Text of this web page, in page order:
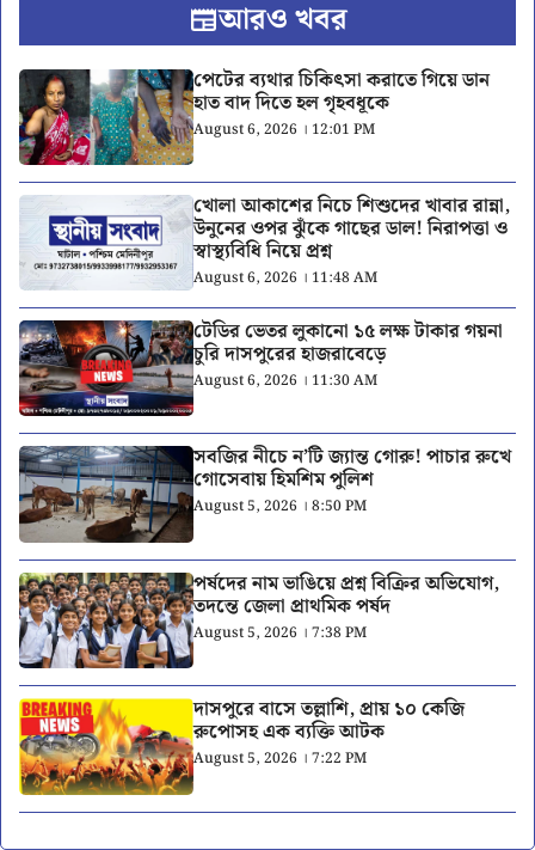
আরও খবর
পেটের ব্যথার চিকিৎসা করাতে গিয়ে ডান
হাত বাদ দিতে হল গৃহবধূকে
August 6, 2026 । 12:01 PM
খোলা আকাশের নিচে শিশুদের খাবার রান্না,
উনুনের ওপর ঝুঁকে গাছের ডাল! নিরাপত্তা ও
স্বাস্থ্যবিধি নিয়ে প্রশ্ন
August 6, 2026 । 11:48 AM
টেডির ভেতর লুকানো ১৫ লক্ষ টাকার গয়না
চুরি দাসপুরের হাজরাবেড়ে
August 6, 2026 । 11:30 AM
সবজির নীচে ন’টি জ্যান্ত গোরু! পাচার রুখে
গোসেবায় হিমশিম পুলিশ
August 5, 2026 । 8:50 PM
পর্ষদের নাম ভাঙিয়ে প্রশ্ন বিক্রির অভিযোগ,
তদন্তে জেলা প্রাথমিক পর্ষদ
August 5, 2026 । 7:38 PM
দাসপুরে বাসে তল্লাশি, প্রায় ১০ কেজি
রুপোসহ এক ব্যক্তি আটক
August 5, 2026 । 7:22 PM